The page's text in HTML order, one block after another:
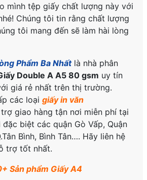
mình tệp giấy chất lượng này với
Chúng tôi tin rằng chất lượng
tôi mang đến sẽ làm hài lòng
Phẩm Ba Nhấtlà nhà phân
Double A A5 80 gsm uy tín
giá rẻ nhất trên thị trường.
các loạigiấy in văn
giao hàng tận nơi miễn phí tại
biệt các quận Gò Vấp, Quận
Bình, Bình Tân…. Hãy liên hệ
trợ tốt nhất.
Sản phẩm Giấy A4